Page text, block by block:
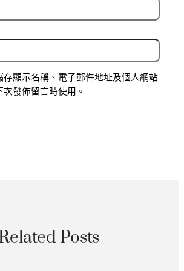
存顯示名稱、電子郵件地址及個人網站
發佈留言時使用。
Posts